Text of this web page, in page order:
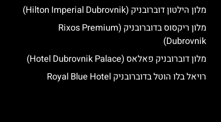
מלון הילטון דוברובניק (Hilton Imperial Dubrovnik)
מלון ריקסוס בדוברובניק (Rixos Premium
Dubrovnik)
מלון דוברובניק פאלאס (Hotel Dubrovnik Palace)
רויאל בלו הוטל בדוברובניק Royal Blue Hotel